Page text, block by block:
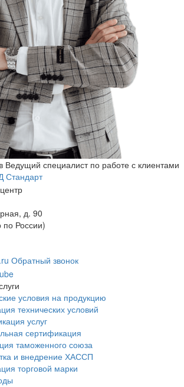
Ведущий специалист по работе с клиентами
Стандарт
д. 90
России)
Обратный звонок
условия на продукцию
технических условий
услуг
сертификация
таможенного союза
и внедрение ХАССП
торговой марки